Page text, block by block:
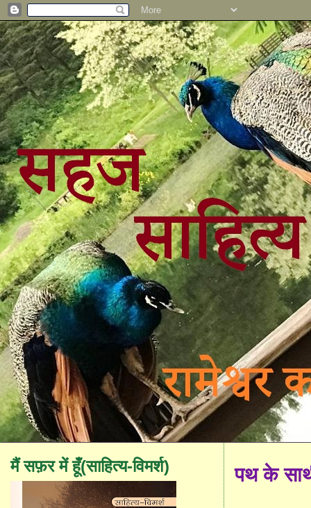
पथ के
मैं सफ़र में हूँ(साहित्य-विमर्श)